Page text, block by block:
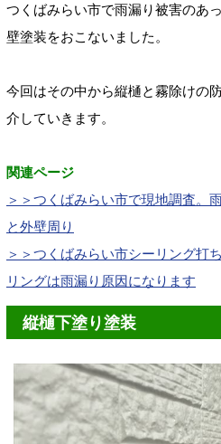
つくばみらい市で雨漏り被害のあ
壁塗装をおこないました。
今回はその中から縦樋と霧除けの
介していきます。
関連ページ
＞＞つくばみらい市で現地調査。
と外壁周り
＞＞つくばみらい市シーリング打
リングは雨漏り原因になります
縦樋下塗り塗装